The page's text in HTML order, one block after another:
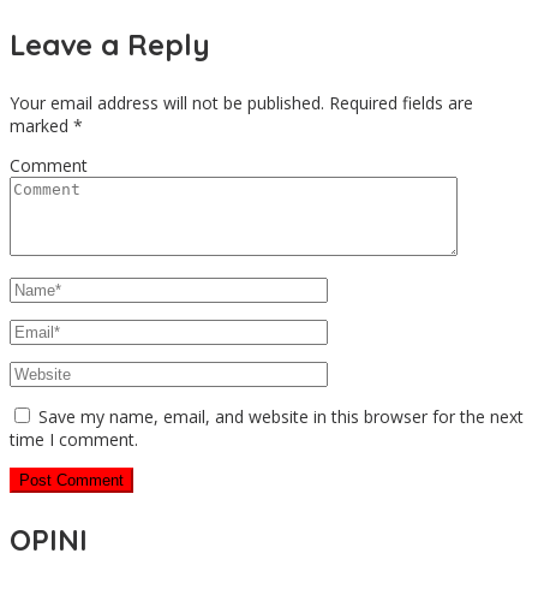
Leave a Reply
Your email address will not be published. Required fields are
marked *
Comment
Save my name, email, and website in this browser for the next
time I comment.
OPINI